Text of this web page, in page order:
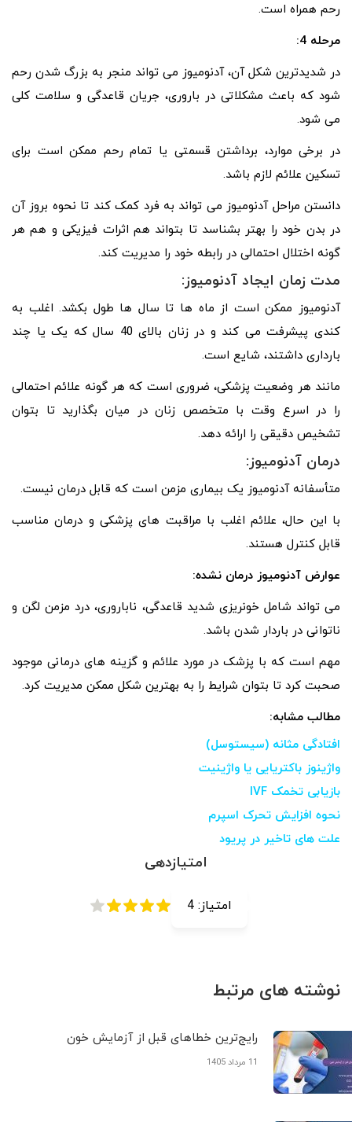
رحم همراه است.
مرحله 4:
در شدیدترین شکل آن، آدنومیوز می تواند منجر به بزرگ شدن رحم
شود که باعث مشکلاتی در باروری، جریان قاعدگی و سلامت کلی
می شود.
در برخی موارد، برداشتن قسمتی یا تمام رحم ممکن است برای
تسکین علائم لازم باشد.
دانستن مراحل آدنومیوز می تواند به فرد کمک کند تا نحوه بروز آن
در بدن خود را بهتر بشناسد تا بتواند هم اثرات فیزیکی و هم هر
گونه اختلال احتمالی در رابطه خود را مدیریت کند.
مدت زمان ایجاد آدنومیوز:
آدنومیوز ممکن است از ماه ها تا سال ها طول بکشد. اغلب به
کندی پیشرفت می کند و در زنان بالای 40 سال که یک یا چند
بارداری داشتند، شایع است.
مانند هر وضعیت پزشکی، ضروری است که هر گونه علائم احتمالی
را در اسرع وقت با متخصص زنان در میان بگذارید تا بتوان
تشخیص دقیقی را ارائه دهد.
درمان آدنومیوز:
متأسفانه آدنومیوز یک بیماری مزمن است که قابل درمان نیست.
با این حال، علائم اغلب با مراقبت های پزشکی و درمان مناسب
قابل کنترل هستند.
عوارض آدنومیوز درمان نشده:
می تواند شامل خونریزی شدید قاعدگی، ناباروری، درد مزمن لگن و
ناتوانی در باردار شدن باشد.
مهم است که با پزشک در مورد علائم و گزینه های درمانی موجود
صحبت کرد تا بتوان شرایط را به بهترین شکل ممکن مدیریت کرد.
مطالب مشابه:
افتادگی مثانه (سیستوسل)
واژینوز باکتریایی یا واژینیت
بازیابی تخمک IVF
نحوه افزایش تحرک اسپرم
علت های تاخیر در پریود
امتیازدهی
امتیاز: 4
نوشته های مرتبط
رایج‌ترین خطاهای قبل از آزمایش خون
11 مرداد 1405